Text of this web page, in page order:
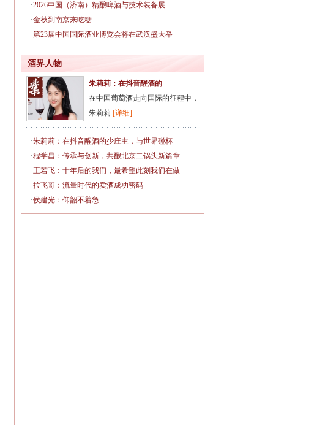
·2026中国（济南）精酿啤酒与技术装备展
·金秋到南京来吃糖
·第23届中国国际酒业博览会将在武汉盛大举
酒界人物
朱莉莉：在抖音醒酒的
在中国葡萄酒走向国际的征程中，
朱莉莉 [详细]
·朱莉莉：在抖音醒酒的少庄主，与世界碰杯
·程学昌：传承与创新，共酿北京二锅头新篇章
·王若飞：十年后的我们，最希望此刻我们在做
·拉飞哥：流量时代的卖酒成功密码
·侯建光：仰韶不着急